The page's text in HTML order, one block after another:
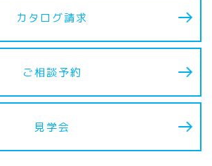
カタログ請求
ご相談予約
見学会